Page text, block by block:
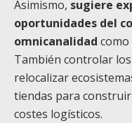
Asimismo, sugiere
oportunidades del
omnicanalidad
También controlar
relocalizar
tiendas para
costes logísticos.